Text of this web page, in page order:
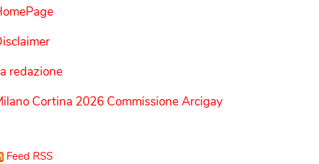
redazione
Cortina 2026 Commissione Arcigay
Feed RSS